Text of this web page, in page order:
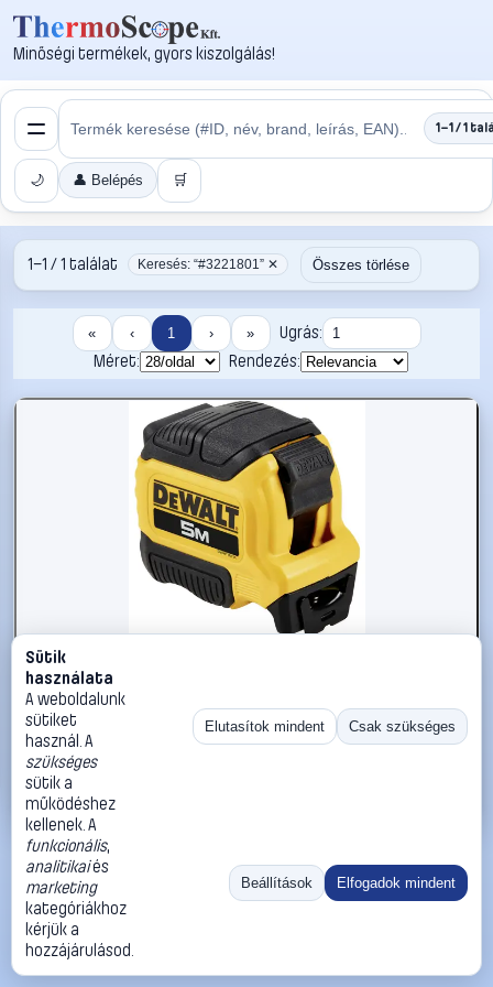
Minőségi termékek, gyors kiszolgálás!
1–1 / 1
🌙 👤 Belépés 🛒
1–1 / 1 találat Keresés: “#3221801” ✕ Összes törlése
« ‹ 1 › »
Ugrás:
Méret:
Rendezés:
#3221801
DEWALT DWHT38114-0 DWHT38114-0 Mérőszalag 5 m
DEWALT Mérőszalag, colostok, mérőrúd
4 790 Ft
Kosárba
«
Méret:
Rendezés:
©2026
ThermoScope
Cégbemutató
Sütik
használata
A weboldalunk
sütiket
használ. A
szükséges
sütik a
működéshez
kellenek. A
funkcionális,
analitikaiés
marketing
kategóriákhoz
kérjük a
hozzájárulásod.
Elutasítok mindent Csak szükséges
Beállítások Elfogadok mindent